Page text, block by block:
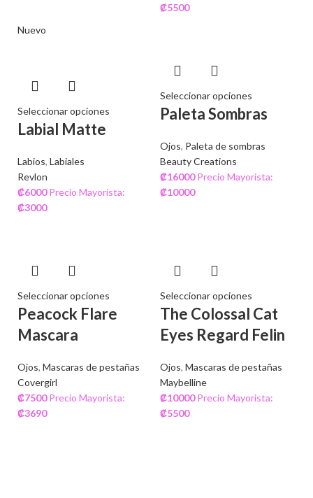
₡5500
Nuevo
Seleccionar opciones
Labial Matte
Labios, Labiales
Revlon
₡6000 Precio Mayorista:
₡3000
Seleccionar opciones
Paleta Sombras
Ojos, Paleta de sombras
Beauty Creations
₡16000 Precio Mayorista:
₡10000
Seleccionar opciones
Peacock Flare
Mascara
Ojos, Mascaras de pestañas
Covergirl
₡7500 Precio Mayorista:
₡3690
Seleccionar opciones
The Colossal Cat
Eyes Regard Felin
Ojos, Mascaras de pestañas
Maybelline
₡10000 Precio Mayorista:
₡5500